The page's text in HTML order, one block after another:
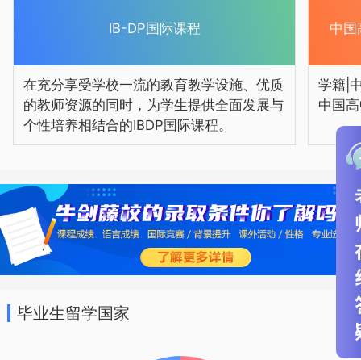
量、有特色、创”的办学目标，努力将“三格
程、课堂、课题)、“三名并举”(名师、名学
科、名校)、“三维拓展”(视野、领域、资
源)作为学校推进优质教育发展的强大动
IB-DP国际课程
在充分享受学校一流的教育教学设施、优质
的教师资源的同时，为学生提供全面发展与
个性培养相结合的IBDP国际课程。
中国
学籍|
中国
毕业生留学国家